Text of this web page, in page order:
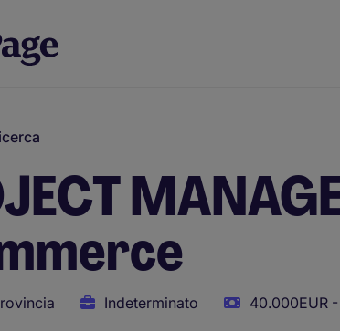
Indeterminato 40.000EUR